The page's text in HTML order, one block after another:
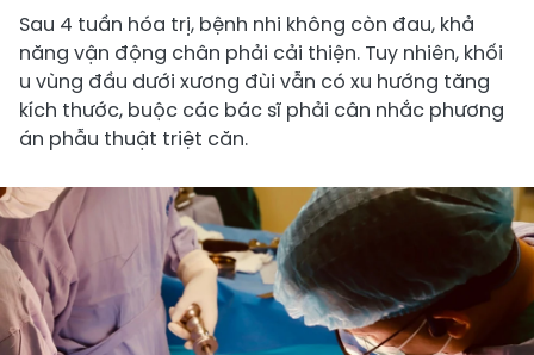
Sau 4 tuần hóa trị, bệnh nhi không còn đau, khả
năng vận động chân phải cải thiện. Tuy nhiên, khối
u vùng đầu dưới xương đùi vẫn có xu hướng tăng
kích thước, buộc các bác sĩ phải cân nhắc phương
án phẫu thuật triệt căn.